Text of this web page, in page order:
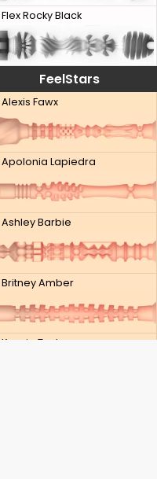
Flex Rocky Black
FeelStars
Alexis Fawx
Apolonia Lapiedra
Ashley Barbie
Britney Amber
Kenzie Taylor